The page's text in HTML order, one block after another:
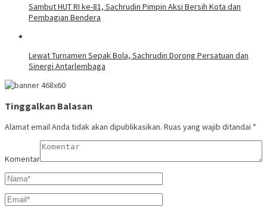
Sambut HUT RI ke-81, Sachrudin Pimpin Aksi Bersih Kota dan
Pembagian Bendera
Lewat Turnamen Sepak Bola, Sachrudin Dorong Persatuan dan
Sinergi Antarlembaga
Tinggalkan Balasan
Alamat email Anda tidak akan dipublikasikan. Ruas yang wajib ditandai *
Komentar